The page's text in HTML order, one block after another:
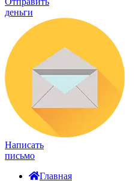
деньги
Написать
письмо
Главная